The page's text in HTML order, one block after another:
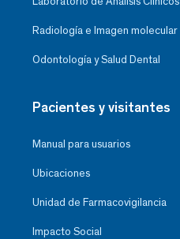
Radiología e Imagen molecular
Odontología y Salud Dental
Pacientes y visitantes
Manual para usuarios
Ubicaciones
Unidad de Farmacovigilancia
Impacto Social